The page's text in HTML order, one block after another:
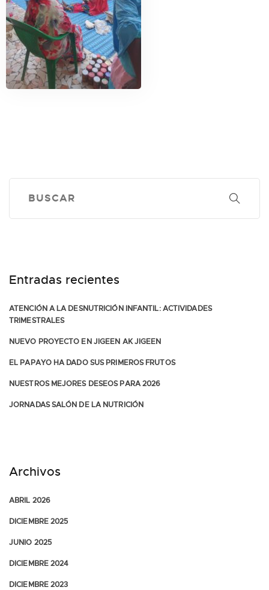
Entradas recientes
ATENCIÓN A LA DESNUTRICIÓN INFANTIL: ACTIVIDADES
TRIMESTRALES
NUEVO PROYECTO EN JIGEEN AK JIGEEN
EL PAPAYO HA DADO SUS PRIMEROS FRUTOS
NUESTROS MEJORES DESEOS PARA 2026
JORNADAS SALÓN DE LA NUTRICIÓN
Archivos
ABRIL 2026
DICIEMBRE 2025
JUNIO 2025
DICIEMBRE 2024
DICIEMBRE 2023